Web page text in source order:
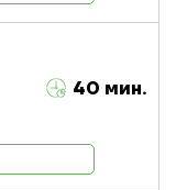
40 мин.